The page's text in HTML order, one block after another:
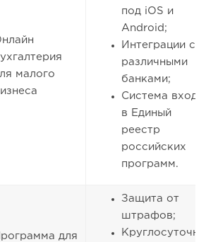
малого
под iOS и
Android;
Интеграции с
различными
банками;
Система
в Единый
реестр
российских
программ.
для
Защита от
штрафов;